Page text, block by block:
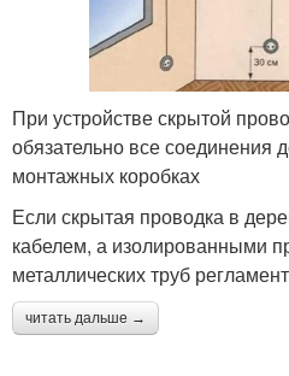
При устройстве скрытой
обязательно все соединения
монтажных коробках
Если скрытая проводка в
кабелем, а изолированными
металлических труб
читать дальше →